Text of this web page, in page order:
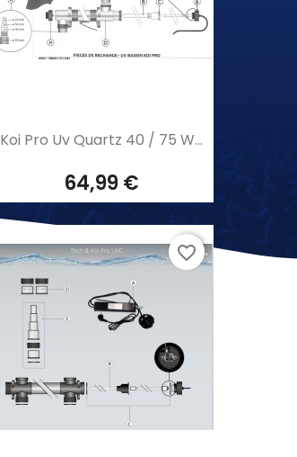
Aperçu rapide
Koi Pro Uv Quartz 40 / 75 W...
64,99 €
favorite_border